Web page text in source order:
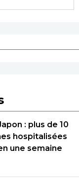
: plus de 10
hospitalisées
une semaine